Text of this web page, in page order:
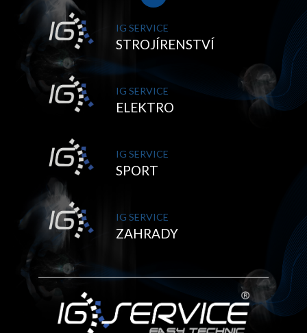
IG SERVICE
STROJÍRENSTVÍ
IG SERVICE
ELEKTRO
IG SERVICE
SPORT
IG SERVICE
ZAHRADY